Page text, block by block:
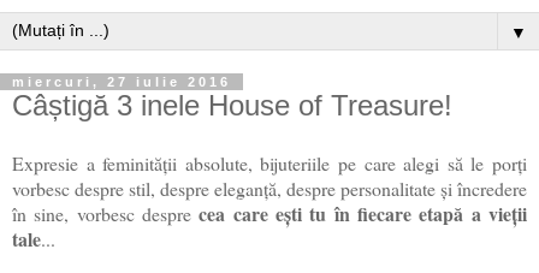
▼
miercuri, 27 iulie 2016
Câștigă 3 inele House of Treasure!
Expresie a feminității absolute, bijuteriile pe care alegi să le porți
vorbesc despre stil, despre eleganță, despre personalitate și încredere
în sine, vorbesc desprecea care ești tu în fiecare etapă a vieții
tale...